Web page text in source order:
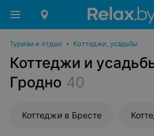
Туризм и отдых • Коттеджи, усадьбы
Коттеджи и
Гродно 40
Коттеджи в Бресте